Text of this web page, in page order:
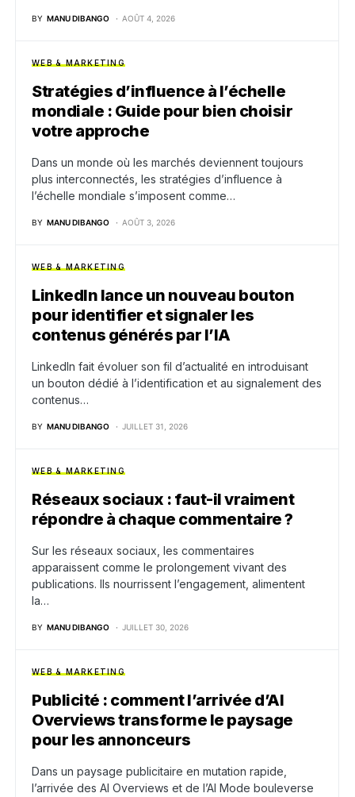
BY MANU DIBANGO AOÛT 4, 2026
WEB & MARKETING
Stratégies d’influence à l’échelle
mondiale : Guide pour bien choisir
votre approche
Dans un monde où les marchés deviennent toujours
plus interconnectés, les stratégies d’influence à
l’échelle mondiale s’imposent comme…
BY MANU DIBANGO AOÛT 3, 2026
WEB & MARKETING
LinkedIn lance un nouveau bouton
pour identifier et signaler les
contenus générés par l’IA
LinkedIn fait évoluer son fil d’actualité en introduisant
un bouton dédié à l’identification et au signalement des
contenus…
BY MANU DIBANGO JUILLET 31, 2026
WEB & MARKETING
Réseaux sociaux : faut-il vraiment
répondre à chaque commentaire ?
Sur les réseaux sociaux, les commentaires
apparaissent comme le prolongement vivant des
publications. Ils nourrissent l’engagement, alimentent
la…
BY MANU DIBANGO JUILLET 30, 2026
WEB & MARKETING
Publicité : comment l’arrivée d’AI
Overviews transforme le paysage
pour les annonceurs
Dans un paysage publicitaire en mutation rapide,
l’arrivée des AI Overviews et de l’AI Mode bouleverse